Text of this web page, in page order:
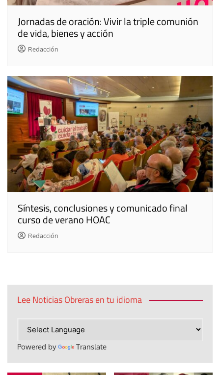
Jornadas de oración: Vivir la triple comunión
de vida, bienes y acción
Redacción
Síntesis, conclusiones y comunicado final
curso de verano HOAC
Redacción
Lee Noticias Obreras en tu idioma
Powered by Translate